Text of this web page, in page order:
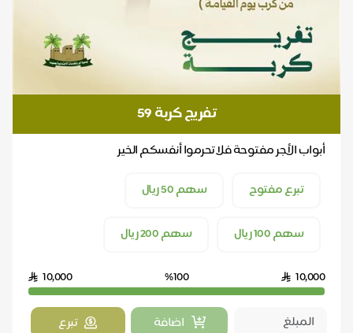
تفريج كربة 59
أبواب الأجر مفتوحة فلا تحرموا أنفسكم الخير
تبرع مفتوح
سهم 50 ريال
سهم 100 ريال سهم 200 ريال
10,000
%100
10,000
اضافة تبرع